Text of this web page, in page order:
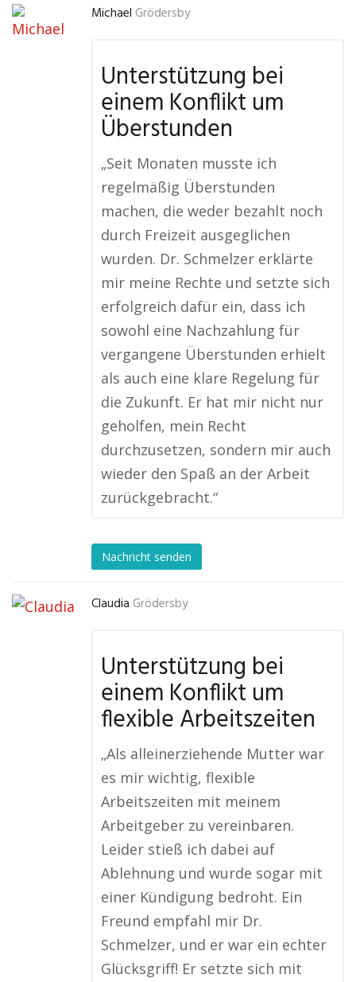
Michael Grödersby
Unterstützung bei
einem Konflikt um
Überstunden
„Seit Monaten musste ich
regelmäßig Überstunden
machen, die weder bezahlt noch
durch Freizeit ausgeglichen
wurden. Dr. Schmelzer erklärte
mir meine Rechte und setzte sich
erfolgreich dafür ein, dass ich
sowohl eine Nachzahlung für
vergangene Überstunden erhielt
als auch eine klare Regelung für
die Zukunft. Er hat mir nicht nur
geholfen, mein Recht
durchzusetzen, sondern mir auch
wieder den Spaß an der Arbeit
zurückgebracht.“
Nachricht senden
Claudia Grödersby
Unterstützung bei
einem Konflikt um
flexible Arbeitszeiten
„Als alleinerziehende Mutter war
es mir wichtig, flexible
Arbeitszeiten mit meinem
Arbeitgeber zu vereinbaren.
Leider stieß ich dabei auf
Ablehnung und wurde sogar mit
einer Kündigung bedroht. Ein
Freund empfahl mir Dr.
Schmelzer, und er war ein echter
Glücksgriff! Er setzte sich mit